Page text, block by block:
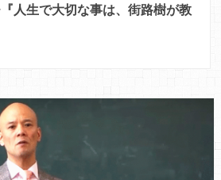
人生で大切な事は、街路樹が教